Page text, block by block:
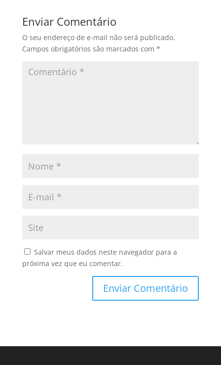
Enviar Comentário
O seu endereço de e-mail não será publicado.
Campos obrigatórios são marcados com *
Salvar meus dados neste navegador para a
próxima vez que eu comentar.